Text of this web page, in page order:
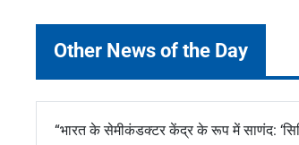
Other News of the Day
“भारत के सेमीकंडक्टर केंद्र के रूप में साणंद: